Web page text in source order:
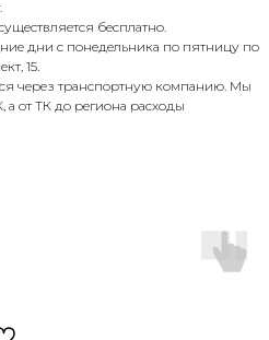
бесплатно.
дни с понедельника по пятницу по
15.
через транспортную компанию. Мы
а от ТК до региона расходы